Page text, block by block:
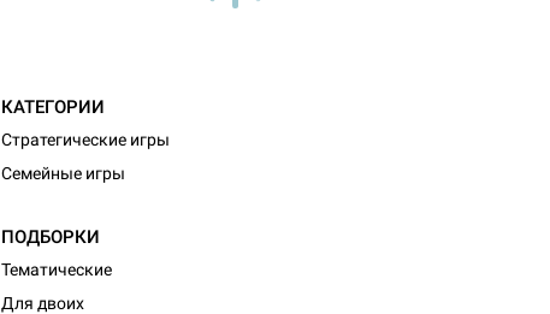
КАТЕГОРИИ
Стратегические игры
Семейные игры
ПОДБОРКИ
Тематические
Для двоих